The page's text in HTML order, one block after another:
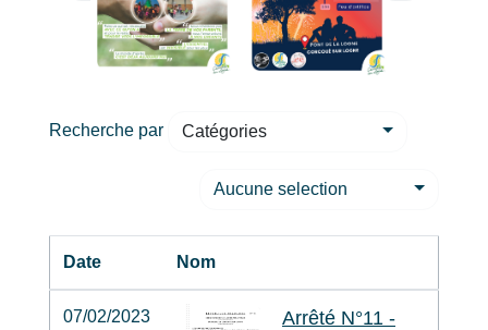
Recherche par Catégories
Aucune selection
Date Nom
07/02/2023
Arrêté N°11 -